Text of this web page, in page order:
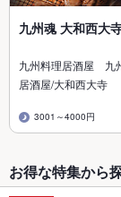
九州魂 大和西大
九州料理居酒屋 九
居酒屋/大和西大寺
3001～4000円
お得な特集から